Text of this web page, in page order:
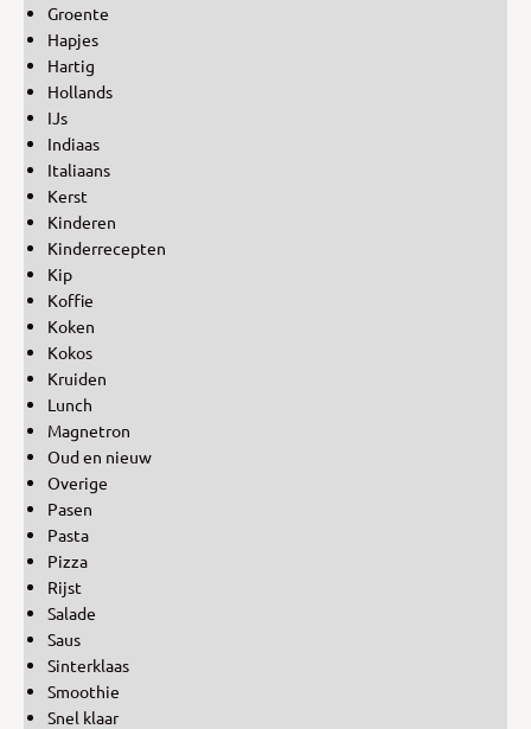
Groente
Hapjes
Hartig
Hollands
IJs
Indiaas
Italiaans
Kerst
Kinderen
Kinderrecepten
Kip
Koffie
Koken
Kokos
Kruiden
Lunch
Magnetron
Oud en nieuw
Overige
Pasen
Pasta
Pizza
Rijst
Salade
Saus
Sinterklaas
Smoothie
Snel klaar